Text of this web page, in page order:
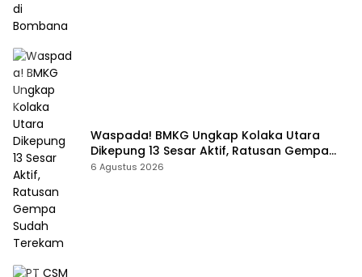
Waspada! BMKG Ungkap Kolaka Utara
Dikepung 13 Sesar Aktif, Ratusan Gempa
Sudah Terekam
6 Agustus 2026